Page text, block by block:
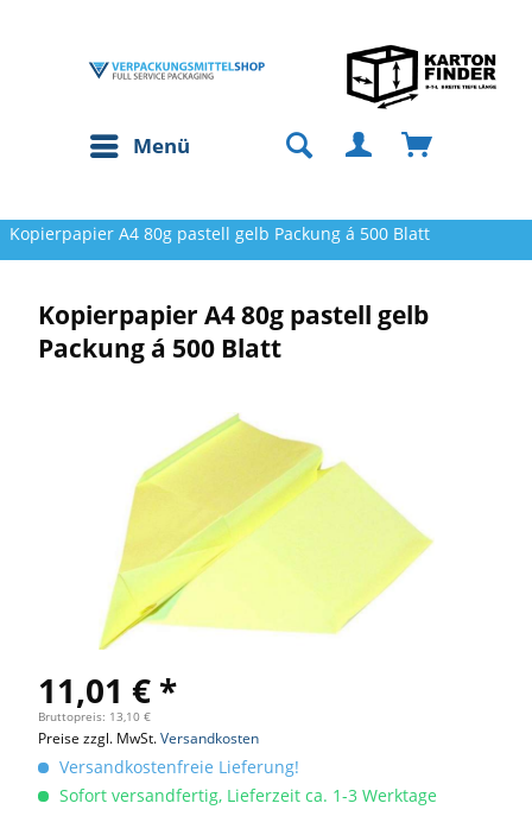
Menü
Kopierpapier A4 80g pastell gelb Packung á 500 Blatt
Kopierpapier A4 80g pastell gelb
Packung á 500 Blatt
11,01 € *
Bruttopreis: 13,10 €
Preise zzgl. MwSt.Versandkosten
Versandkostenfreie Lieferung!
Sofort versandfertig, Lieferzeit ca. 1-3 Werktage